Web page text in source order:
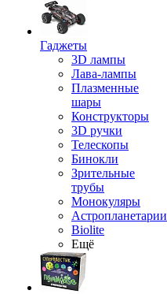
Гаджеты
3D лампы
Лава-лампы
Плазменные
шары
Конструкторы
3D ручки
Телескопы
Бинокли
Зрительные
трубы
Монокуляры
Астропланетарии
Biolite
Ещё